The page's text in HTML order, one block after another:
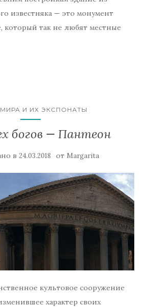
известняка — это монумент
который так не любят местные
И ИХ ЭКСПОНАТЫ
богов — Пантеон
в 24.03.2018 от Margarita
культовое сооружение
характер своих